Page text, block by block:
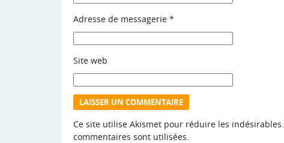
Adresse de messagerie *
Site web
Ce site utilise Akismet pour réduire les indésirables.
commentaires sont utilisées.